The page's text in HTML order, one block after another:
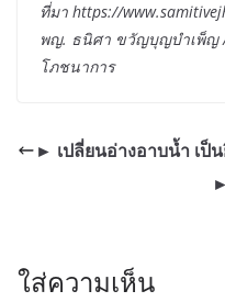
ที่มา https://
พญ. ธนิศา ขวัญบุญบำเพ็ญ
โภชนาการ
► เปลี่ยนอ่างอาบน้ำ เป็
ใส่ความเห็น